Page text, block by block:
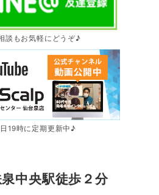
談もお気軽にどうぞ♪
19時に定期更新中♪
泉中央駅徒歩２分